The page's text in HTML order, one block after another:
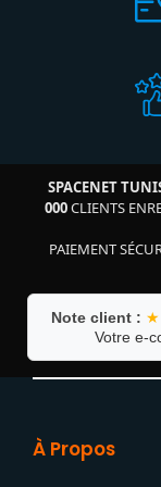
SPACENET
000CLIENTS
PAIEMENT
Note client :
Votre e-
À Propos